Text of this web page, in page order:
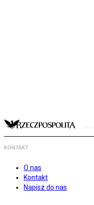
KONTAKT
O nas
Kontakt
Napisz do nas